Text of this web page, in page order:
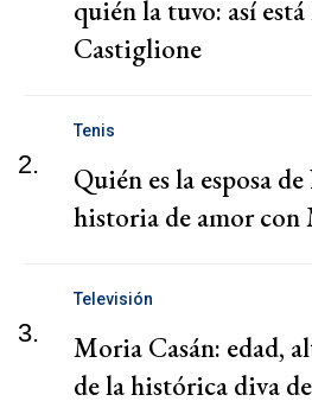
quién la tuvo: así
Castiglione
2.
Tenis
Quién es la esposa
historia de amor con
3.
Televisión
Moria Casán: edad,
de la histórica diva